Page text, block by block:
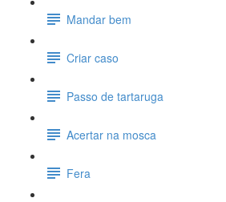
Mandar bem
Criar caso
Passo de tartaruga
Acertar na mosca
Fera